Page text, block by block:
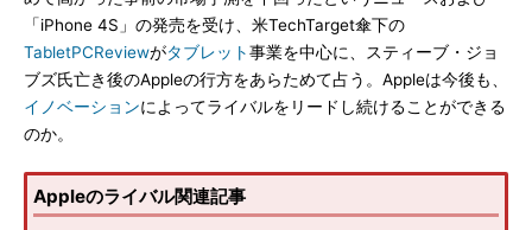
「iPhone 4S」の発売を受け、米TechTarget傘下の
TabletPCReviewがタブレット事業を中心に、スティーブ・ジョ
ブズ氏亡き後のAppleの行方をあらためて占う。Appleは今後も、
イノベーションによってライバルをリードし続けることができる
のか。
Appleのライバル関連記事